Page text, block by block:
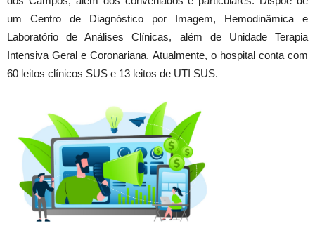
um Centro de Diagnóstico por Imagem, Hemodinâmica e
Laboratório de Análises Clínicas, além de Unidade Terapia
Intensiva Geral e Coronariana. Atualmente, o hospital conta com
60 leitos clínicos SUS e 13 leitos de UTI SUS.